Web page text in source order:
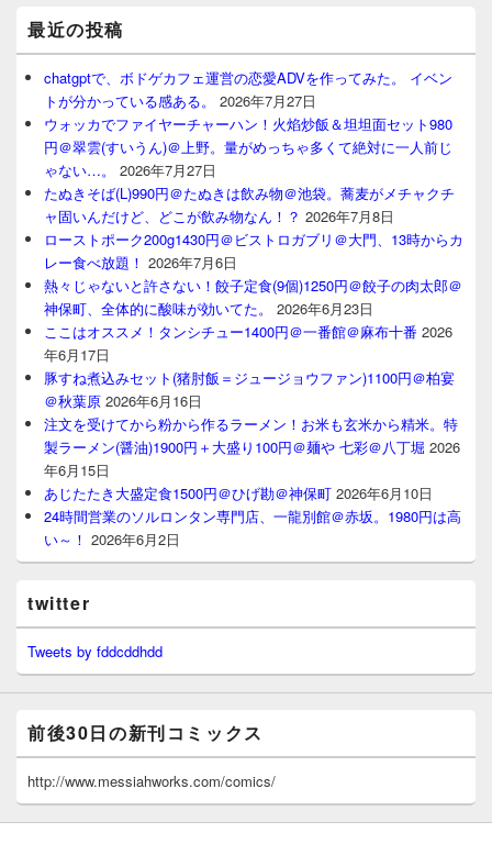
最近の投稿
chatgptで、ボドゲカフェ運営の恋愛ADVを作ってみた。 イベン
トが分かっている感ある。
2026年7月27日
ウォッカでファイヤーチャーハン！火焰炒飯＆坦坦面セット980
円＠翠雲(すいうん)＠上野。量がめっちゃ多くて絶対に一人前じ
ゃない…。
2026年7月27日
たぬきそば(L)990円＠たぬきは飲み物＠池袋。蕎麦がメチャクチ
ャ固いんだけど、どこが飲み物なん！？ 2026年7月8日
ローストポーク200g1430円＠ビストロガブリ＠大門、13時からカ
レー食べ放題！ 2026年7月6日
熱々じゃないと許さない！餃子定食(9個)1250円＠餃子の肉太郎＠
神保町、全体的に酸味が効いてた。
2026年6月23日
ここはオススメ！タンシチュー1400円＠一番館＠麻布十番 2026
年6月17日
豚すね煮込みセット(猪肘飯＝ジュージョウファン)1100円＠柏宴
＠秋葉原 2026年6月16日
注文を受けてから粉から作るラーメン！お米も玄米から精米。特
製ラーメン(醤油)1900円＋大盛り100円＠麺や 七彩＠八丁堀 2026
年6月15日
あじたたき大盛定食1500円＠ひげ勘＠神保町 2026年6月10日
24時間営業のソルロンタン専門店、一龍別館＠赤坂。1980円は高
い～！ 2026年6月2日
twitter
Tweets by fddcddhdd
前後30日の新刊コミックス
http://www.messiahworks.com/comics/